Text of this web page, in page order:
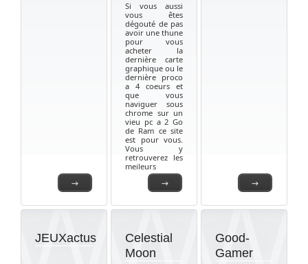
→ →
Si vous aussi
vous êtes
dégouté de pas
avoir une thune
pour vous
acheter la
dernière carte
graphique ou le
dernière proco
a 4 coeurs et
que vous
naviguer sous
chrome sur un
vieu pc a 2 Go
de Ram ce site
est pour vous.
Vous y
retrouverez les
meileurs
→
JEUXactus
Celestial
Moon
Good-
Gamer